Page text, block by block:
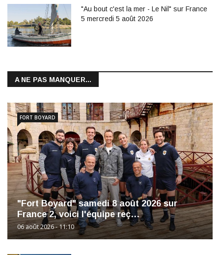
"Au bout c'est la mer - Le Nil" sur France
5 mercredi 5 août 2026
A NE PAS MANQUER...
"Fort Boyard" samedi 8 août 2026 sur
France 2, voici l'équipe reç…
06 août 2026 - 11:10
FORT BOYARD